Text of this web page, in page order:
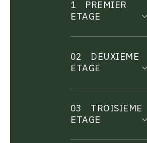
1
PREMIER
ETAGE
02
DEUXIEME
ETAGE
03
TROISIEME
ETAGE